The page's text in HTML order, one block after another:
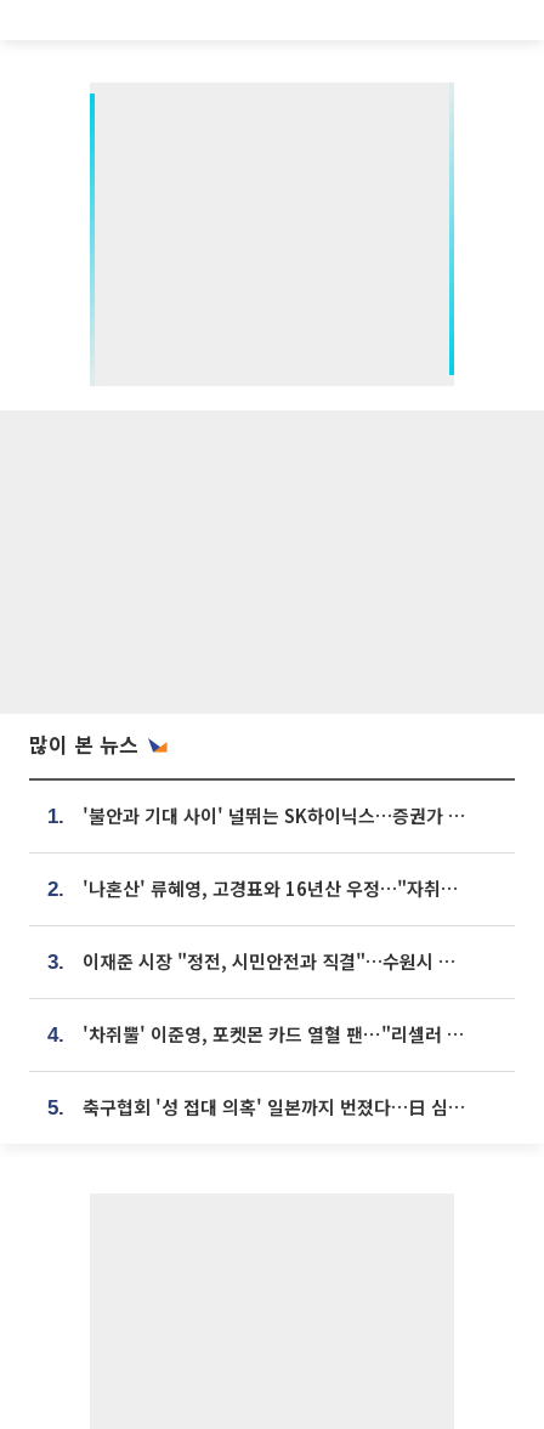
많이 본 뉴스
1. '불안과 기대 사이' 널뛰는 SK하이닉스…증권가 "HBM4·LTA 기반 펀터멘털 견고"
2. '나혼산' 류혜영, 고경표와 16년산 우정…"자취방서 부모님과 마주쳐"
3. 이재준 시장 "정전, 시민안전과 직결"…수원시 비상대응체계 가동
4. '차쥐뿔' 이준영, 포켓몬 카드 열혈 팬⋯"리셀러 처단할 것"
5. 축구협회 '성 접대 의혹' 일본까지 번졌다…日 심판 실명 공개